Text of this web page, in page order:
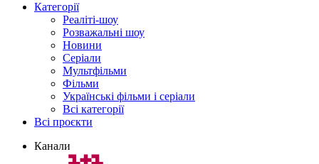
Категорії
Реаліті-шоу
Розважальні шоу
Новини
Серіали
Мультфільми
Фільми
Українські фільми і серіали
Всі категорії
Всі проєкти
Канали